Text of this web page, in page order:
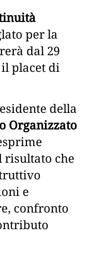
per la
dal 29
il placet di
della
Organizzato
risultato che
e
confronto